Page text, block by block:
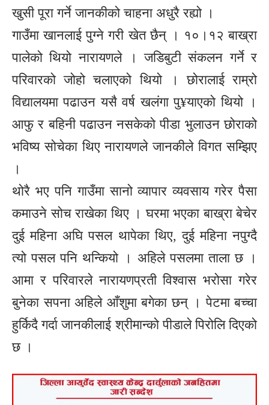
खुसी पूरा गर्ने जानकीको चाहना अधुरै रह्यो ।
गाउँमा खानलाई पुग्ने गरी खेत छैन् । १०।१२ बाख्रा
पालेको थियो नारायणले । जडिबुटी संकलन गर्ने र
परिवारको जोहो चलाएको थियो । छोरालाई राम्रो
विद्यालयमा पढाउन यसै वर्ष खलंगा पु¥याएको थियो ।
आफु र बहिनी पढाउन नसकेको पीडा भुलाउन छोराको
भविष्य सोचेका थिए नारायणले जानकीले विगत सम्झिए
।
थोरै भए पनि गाउँमा सानो व्यापार व्यवसाय गरेर पैसा
कमाउने सोच राखेका थिए । घरमा भएका बाख्रा बेचेर
दुई महिना अघि पसल थापेका थिए, दुई महिना नपुग्दै
त्यो पसल पनि थन्कियो । अहिले पसलमा ताला छ ।
आमा र परिवारले नारायणप्रती विश्वास भरोसा गरेर
बुनेका सपना अहिले आँशुमा बगेका छन् । पेटमा बच्चा
हुर्किदै गर्दा जानकीलाई श्रीमान्को पीडाले पिरोलि दिएको
छ ।